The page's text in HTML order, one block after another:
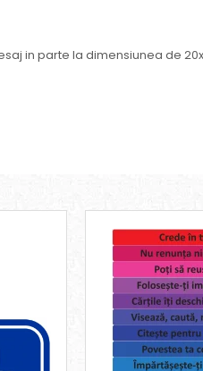
in parte la dimensiunea de